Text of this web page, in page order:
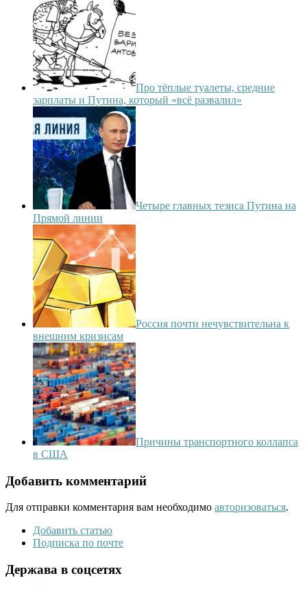
Про тёплые туалеты, средние
зарплаты и Путина, который «всё развалил»
Четыре главных тезиса Путина на
Прямой линии
Россия почти нечувствительна к
внешним кризисам
Причины транспортного коллапса
в США
Добавить комментарий
Для отправки комментария вам необходимо авторизоваться.
Добавить статью
Подписка по почте
Держава в соцсетях